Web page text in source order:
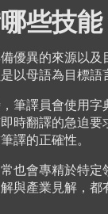
些技能
優異的來源以
以母語為目標語
筆譯員會使用
時翻譯的急迫
譯的正確性。
也會專精於特
與產業見解，都